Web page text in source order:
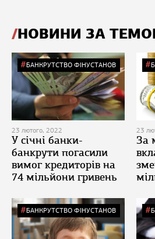
НОВИНИ ЗА
БАНКРУТСТВО ФІНУСТАНОВ
23 лютого, 2022
У січні банки-
банкрути погасили
вимог кредиторів на
74 мільйони гривень
23
За
БАНКРУТСТВО ФІНУСТАНОВ